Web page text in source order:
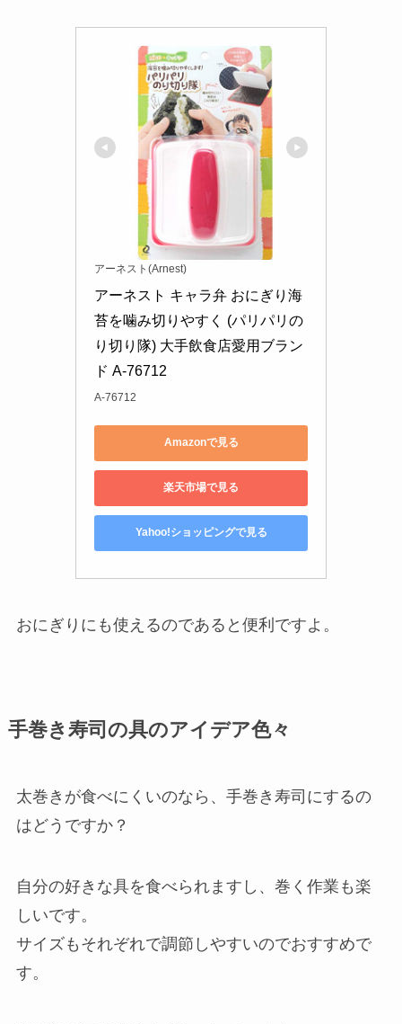
アーネスト(Arnest)
アーネスト キャラ弁 おにぎり海
苔を噛み切りやすく (パリパリの
り切り隊) 大手飲食店愛用ブラン
ド A-76712
A-76712
Amazonで見る
楽天市場で見る
Yahoo!ショッピングで見る
おにぎりにも使えるのであると便利ですよ。
手巻き寿司の具のアイデア色々
太巻きが食べにくいのなら、手巻き寿司にするの
はどうですか？
自分の好きな具を食べられますし、巻く作業も楽
しいです。
サイズもそれぞれで調節しやすいのでおすすめで
す。